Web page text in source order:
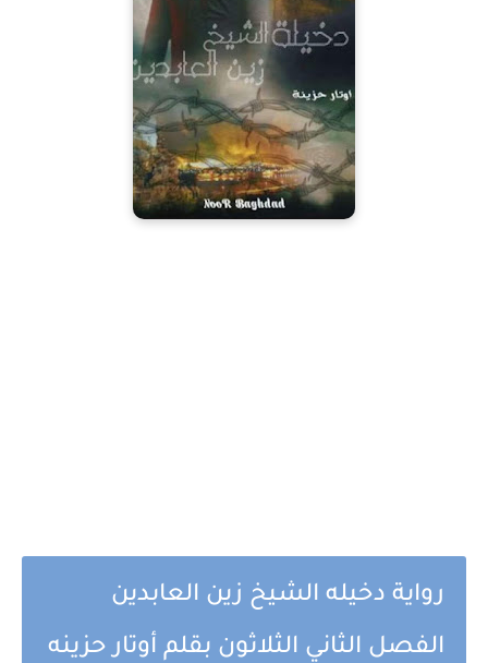
رواية دخيله الشيخ زين العابدين
الفصل الثاني الثلاثون بقلم أوتار حزينه